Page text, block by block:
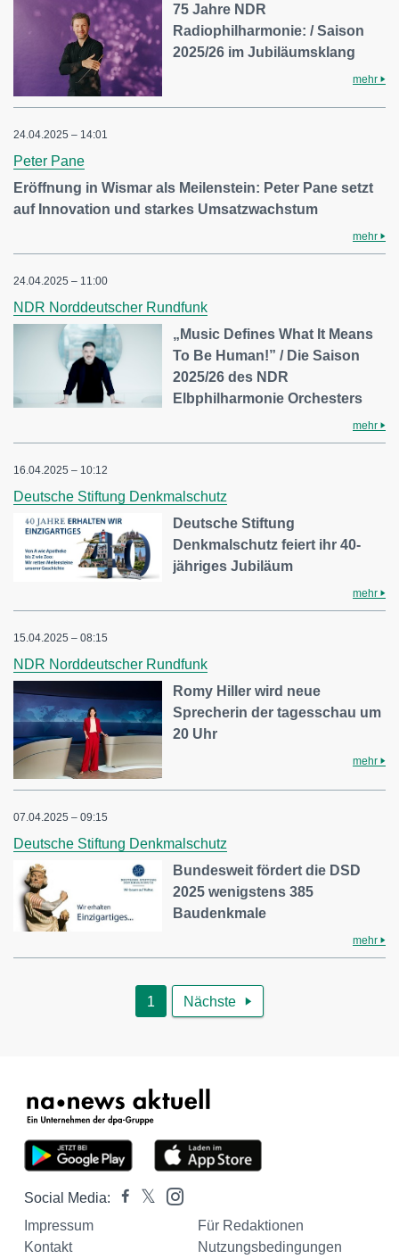
75 Jahre NDR
Radiophilharmonie: / Saison
2025/26 im Jubiläumsklang
mehr
24.04.2025 – 14:01
Peter Pane
Eröffnung in Wismar als Meilenstein: Peter Pane setzt
auf Innovation und starkes Umsatzwachstum
mehr
24.04.2025 – 11:00
NDR Norddeutscher Rundfunk
„Music Defines What It Means
To Be Human!” / Die Saison
2025/26 des NDR
Elbphilharmonie Orchesters
mehr
16.04.2025 – 10:12
Deutsche Stiftung Denkmalschutz
Deutsche Stiftung
Denkmalschutz feiert ihr 40-
jähriges Jubiläum
mehr
15.04.2025 – 08:15
NDR Norddeutscher Rundfunk
Romy Hiller wird neue
Sprecherin der tagesschau um
20 Uhr
mehr
07.04.2025 – 09:15
Deutsche Stiftung Denkmalschutz
Bundesweit fördert die DSD
2025 wenigstens 385
Baudenkmale
mehr
1 Nächste 
Social Media:
Impressum
Für Redaktionen
Kontakt
Nutzungsbedingungen